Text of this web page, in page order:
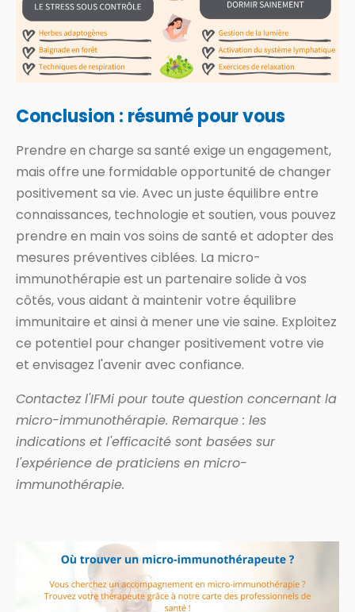
Conclusion : résumé pour vous
Prendre en charge sa santé exige un engagement,
mais offre une formidable opportunité de changer
positivement sa vie. Avec un juste équilibre entre
connaissances, technologie et soutien, vous pouvez
prendre en main vos soins de santé et adopter des
mesures préventives ciblées. La micro-
immunothérapie est un partenaire solide à vos
côtés, vous aidant à maintenir votre équilibre
immunitaire et ainsi à mener une vie saine. Exploitez
ce potentiel pour changer positivement votre vie
et envisagez l'avenir avec confiance.
Contactez l'IFMi pour toute question concernant la
micro-immunothérapie. Remarque : les
indications et l'efficacité sont basées sur
l'expérience de praticiens en micro-
immunothérapie.